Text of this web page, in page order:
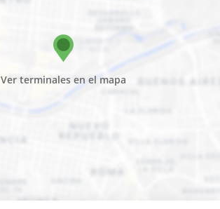
Ver terminales en el mapa